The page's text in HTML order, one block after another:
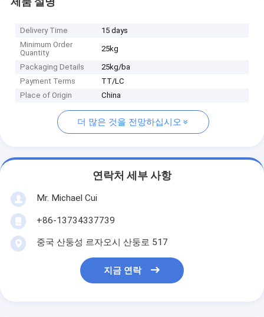
Delivery Time
15 days
Minimum Order
Quantity
25kg
Packaging Details
25kg/ba
Payment Terms
TT/LC
Place of Origin
China
더 많은 것을 전망하십시오
연락처 세부 사항
Mr. Michael Cui
+86-13734337739
중국 산둥성 르자오시 산둥로 517
지금 연락